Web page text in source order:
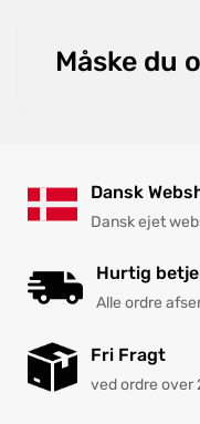
Måske du
Dansk
Dansk ejet
Hurtig
Alle ordre
Fri Fragt
ved ordre over